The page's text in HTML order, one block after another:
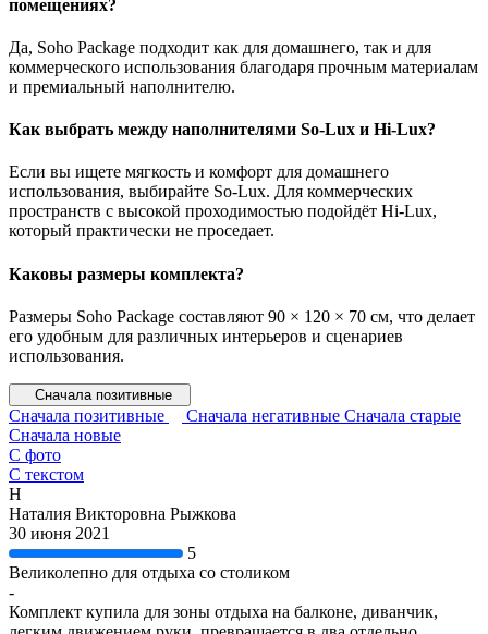
помещениях?
Да, Soho Package подходит как для домашнего, так и для
коммерческого использования благодаря прочным материалам
и премиальный наполнителю.
Как выбрать между наполнителями So-Lux и Hi-Lux?
Если вы ищете мягкость и комфорт для домашнего
использования, выбирайте So-Lux. Для коммерческих
пространств с высокой проходимостью подойдёт Hi-Lux,
который практически не проседает.
Каковы размеры комплекта?
Размеры Soho Package составляют 90 × 120 × 70 см, что делает
его удобным для различных интерьеров и сценариев
использования.
Сначала позитивные
Сначала позитивные Сначала негативные Сначала старые
Сначала новые
С фото
С текстом
Н
Наталия Викторовна Рыжкова
30 июня 2021
5
Великолепно для отдыха со столиком
-
Комплект купила для зоны отдыха на балконе, диванчик,